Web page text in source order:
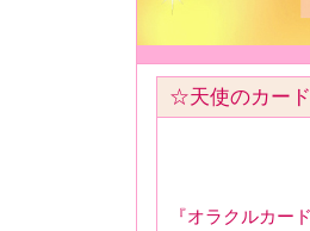
☆天使のカー
『オラクルカー